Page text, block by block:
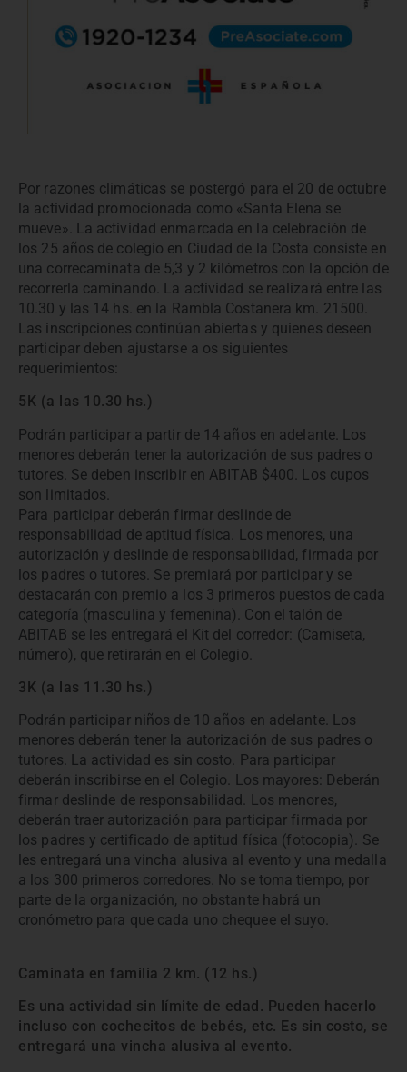
Por razones climáticas se postergó para el 20 de octubre
la actividad promocionada como «Santa Elena se
mueve». La actividad enmarcada en la celebración de
los 25 años de colegio en Ciudad de la Costa consiste en
una correcaminata de 5,3 y 2 kilómetros con la opción de
recorrerla caminando. La actividad se realizará entre las
10.30 y las 14 hs. en la Rambla Costanera km. 21500.
Las inscripciones continúan abiertas y quienes deseen
participar deben ajustarse a os siguientes
requerimientos:
5K (a las 10.30 hs.)
Podrán participar a partir de 14 años en adelante. Los
menores deberán tener la autorización de sus padres o
tutores. Se deben inscribir en ABITAB $400. Los cupos
son limitados.
Para participar deberán firmar deslinde de
responsabilidad de aptitud física. Los menores, una
autorización y deslinde de responsabilidad, firmada por
los padres o tutores. Se premiará por participar y se
destacarán con premio a los 3 primeros puestos de cada
categoría (masculina y femenina). Con el talón de
ABITAB se les entregará el Kit del corredor: (Camiseta,
número), que retirarán en el Colegio.
3K (a las 11.30 hs.)
Podrán participar niños de 10 años en adelante. Los
menores deberán tener la autorización de sus padres o
tutores. La actividad es sin costo. Para participar
deberán inscribirse en el Colegio. Los mayores: Deberán
firmar deslinde de responsabilidad. Los menores,
deberán traer autorización para participar firmada por
los padres y certificado de aptitud física (fotocopia). Se
les entregará una vincha alusiva al evento y una medalla
a los 300 primeros corredores. No se toma tiempo, por
parte de la organización, no obstante habrá un
cronómetro para que cada uno chequee el suyo.
Caminata en familia 2 km. (12 hs.)
Es una actividad sin límite de edad. Pueden hacerlo
incluso con cochecitos de bebés, etc. Es sin costo, se
entregará una vincha alusiva al evento.